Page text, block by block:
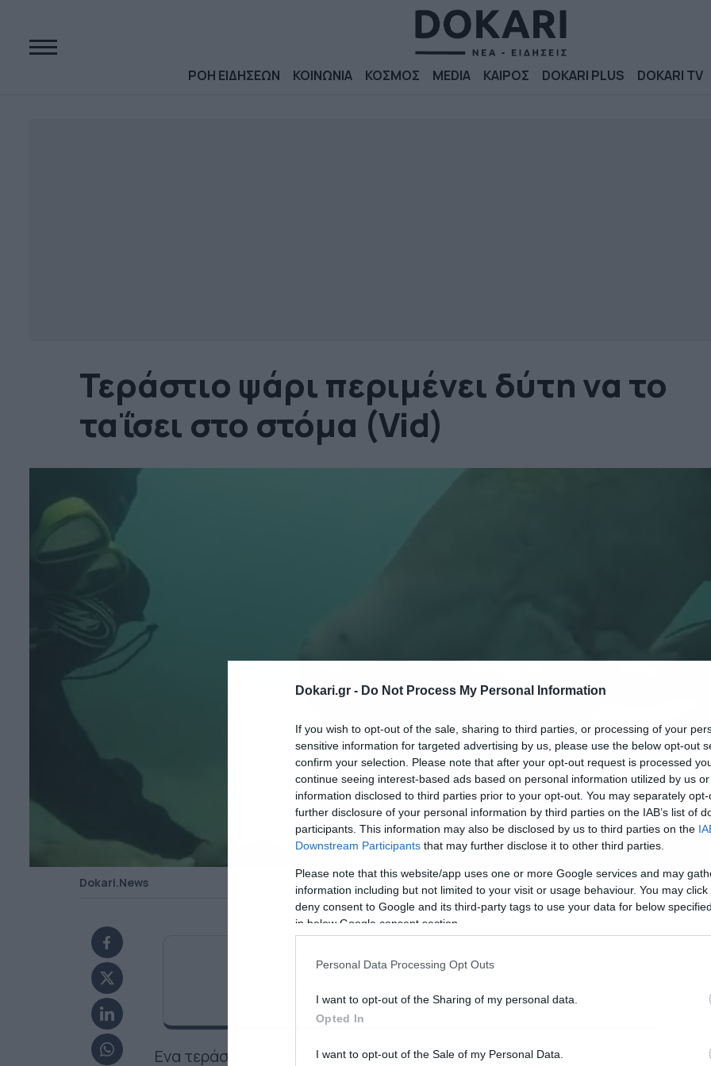
Dokari.gr - Do Not Process My Personal Information
If you wish to opt-out of the sale, sharing to third parties, or processing of your
sensitive information for targeted advertising by us, please use the below opt-out
confirm your selection. Please note that after your opt-out request is processed
continue seeing interest-based ads based on personal information utilized by us
information disclosed to third parties prior to your opt-out. You may separately
further disclosure of your personal information by third parties on the IAB’s list of
participants. This information may also be disclosed by us to third parties on the
Downstream Participants that may further disclose it to other third parties.
Please note that this website/app uses one or more Google services and may
information including but not limited to your visit or usage behaviour. You may
deny consent to Google and its third-party tags to use your data for below
in below Google consent section.
Personal Data Processing Opt Outs
I want to opt-out of the Sharing of my personal data.
Opted In
I want to opt-out of the Sale of my Personal Data.
ΡΟΗ ΕΙΔΗΣΕΩΝ ΚΟΙΝΩΝΙΑ ΚΟΣΜΟΣ MEDIA ΚΑΙΡΟΣ DOKARI PLUS DOKARI TV
Τεράστιο ψάρι περιμένει δύτη να το
ταΐσει στο στόμα (Vid)
Dokari.News 28.05.2023-17:30
Ανακαλύψτε περισσότερα άρθρα στα αποτελέσματα αναζήτησης
Προσθήκη του dokari.gr στην Google
Ενα τεράστιο ψάρι περιμένει υπομονετικά ή… όχι και τόσο, τον δύτη